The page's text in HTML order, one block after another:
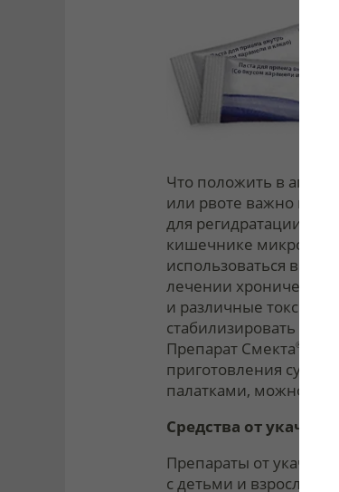
Что положить в
или рвоте важно
для регидратации.
кишечнике микробы,
использоваться в
лечении хронической
и различные токсины,
стабилизировать
Препарат Смекта®
приготовления
палатками, можно
Средства от
Препараты от
с детьми и